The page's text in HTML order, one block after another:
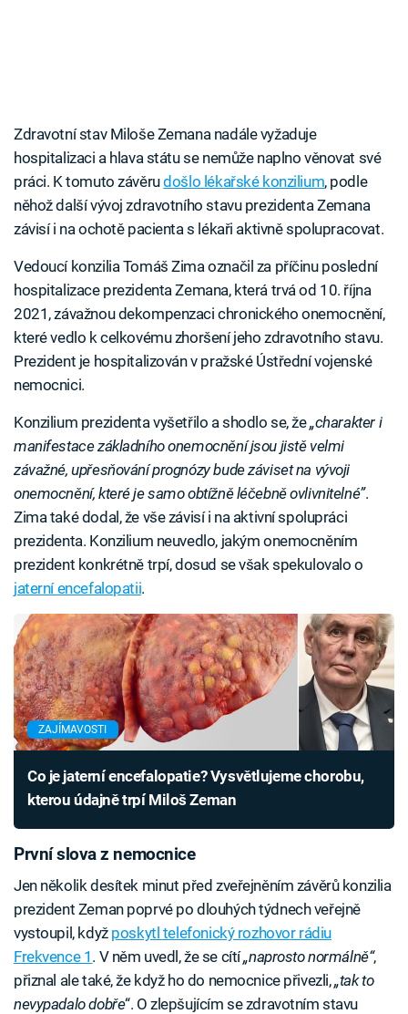
Zdravotní stav Miloše Zemana nadále vyžaduje
hospitalizaci a hlava státu se nemůže naplno věnovat své
práci. K tomuto závěrudošlo lékařské konzilium, podle
něhož další vývoj zdravotního stavu prezidenta Zemana
závisí i na ochotě pacienta s lékaři aktivně spolupracovat.
Vedoucí konzilia Tomáš Zima označil za příčinu poslední
hospitalizace prezidenta Zemana, která trvá od 10. října
2021, závažnou dekompenzaci chronického onemocnění,
které vedlo k celkovému zhoršení jeho zdravotního stavu.
Prezident je hospitalizován v pražské Ústřední vojenské
nemocnici.
Konzilium prezidenta vyšetřilo a shodlo se, že„charakter i
manifestace základního onemocnění jsou jistě velmi
závažné, upřesňování prognózy bude záviset na vývoji
onemocnění, které je samo obtížně léčebně ovlivnitelné”.
Zima také dodal, že vše závisí i na aktivní spolupráci
prezidenta. Konzilium neuvedlo, jakým onemocněním
prezident konkrétně trpí, dosud se však spekulovalo o
jaterní encefalopatii.
ZAJÍMAVOSTI
Co je jaterní encefalopatie? Vysvětlujeme chorobu,
kterou údajně trpí Miloš Zeman
První slova z nemocnice
Jen několik desítek minut před zveřejněním závěrů konzilia
prezident Zeman poprvé po dlouhých týdnech veřejně
vystoupil, když poskytl telefonický rozhovor rádiu
Frekvence 1 . V něm uvedl, že se cítí„naprosto normálně“,
přiznal ale také, že když ho do nemocnice přivezli,„tak to
nevypadalo dobře“. O zlepšujícím se zdravotním stavu